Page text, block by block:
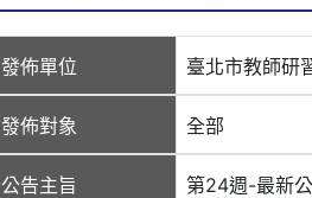
發佈單位 臺北市教師研
發佈對象 全部
公告主旨 第24週-最新